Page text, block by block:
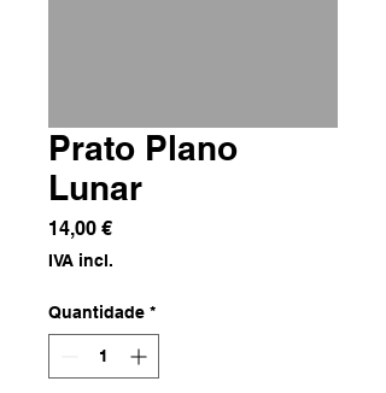
Prato Plano
Lunar
14,00 €Preço
IVA incl.
Quantidade *